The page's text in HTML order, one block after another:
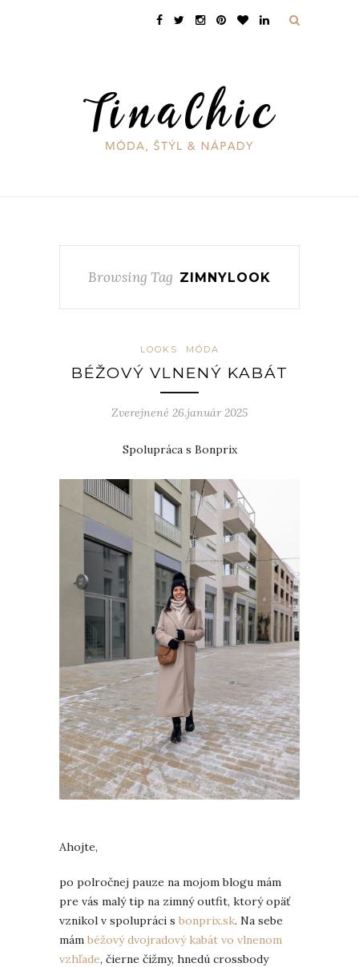
Browsing Tag ZIMNYLOOK
LOOKS MÓDA
BÉŽOVÝ VLNENÝ KABÁT
Zverejnené 26.január 2025
Spolupráca s Bonprix
Ahojte,
po polročnej pauze na mojom blogu mám
pre vás malý tip na zimný outfit, ktorý opäť
vznikol v spolupráci s bonprix.sk. Na sebe
mám béžový dvojradový kabát vo vlnenom
vzhľade, čierne čižmy, hnedú crossbody